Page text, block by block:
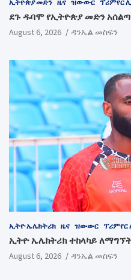
ኢትዮጵያ መድን ዜና ዝውውር ፕሪምየር
ደጉ ዱባሞ የኢትዮጵያ መድን
August 6, 2026 ዳንኤል መስፍን
ኢትዮ ኤሌክትሪክ ዜና ዝውውር ፕሪምየር
ኢትዮ ኤሌክትሪክ ተከላካይ
August 6, 2026 ዳንኤል መስፍን